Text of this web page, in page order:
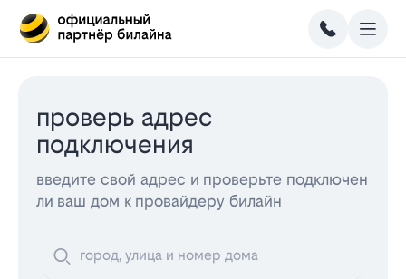
проверь адрес
подключения
введите свой адрес и проверьте подключен
ли ваш дом к провайдеру билайн